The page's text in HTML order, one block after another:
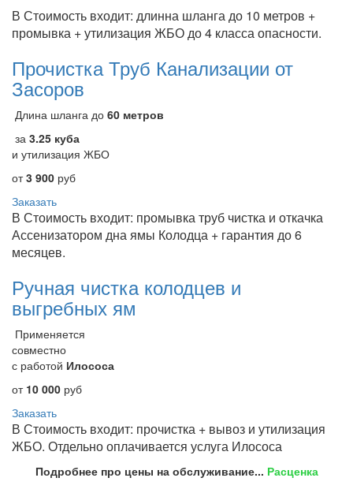
В Стоимость входит: длинна шланга до 10 метров +
промывка + утилизация ЖБО до 4 класса опасности.
Прочистка Труб Канализации от
Засоров
Длина шланга до 60 метров
за 3.25 куба
и утилизация ЖБО
от3 900 руб
Заказать
В Стоимость входит: промывка труб чистка и откачка
Ассенизатором дна ямы Колодца + гарантия до 6
месяцев.
Ручная чистка колодцев и
выгребных ям
Применяется
совместно
с работой Илососа
от 10 000 руб
Заказать
В Стоимость входит: прочистка + вывоз и утилизация
ЖБО. Отдельно оплачивается услуга Илососа
Подробнее про цены на обслуживание... Расценка